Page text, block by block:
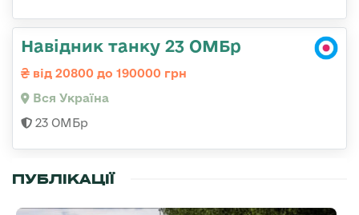
Навідник танку 23 ОМБр
від 20800 до 190000 грн
Вся Україна
23 ОМБр
ПУБЛІКАЦІЇ